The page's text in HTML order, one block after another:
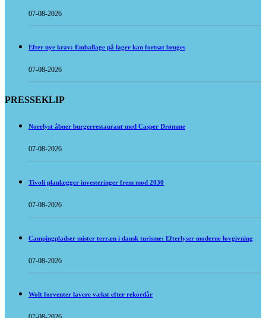
07-08-2026
Efter nye krav: Emballage på lager kan fortsat bruges
07-08-2026
PRESSEKLIP
Norrlyst åbner burgerrestaurant med Casper Drømme
07-08-2026
Tivoli planlægger investeringer frem mod 2030
07-08-2026
Campingpladser mister terræn i dansk turisme: Efterlyser moderne lovgivning
07-08-2026
Wolt forventer lavere vækst efter rekordår